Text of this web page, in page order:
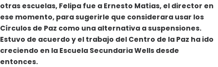
otras escuelas, Felipa fue a Ernesto Matias, el director en
ese momento, para sugerirle que considerara usar los
Círculos de Paz como una alternativa a suspensiones.
Estuvo de acuerdo y el trabajo del Centro de la Paz ha ido
creciendo en la Escuela Secundaria Wells desde
entonces.